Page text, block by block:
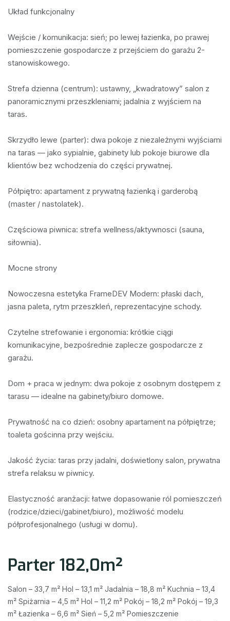
Układ funkcjonalny
Wejście / komunikacja: sień; po lewej łazienka, po prawej
pomieszczenie gospodarcze z przejściem do garażu 2-
stanowiskowego.
Strefa dzienna (centrum): ustawny, „kwadratowy” salon z
panoramicznymi przeszkleniami; jadalnia z wyjściem na
taras.
Skrzydło lewe (parter): dwa pokoje z niezależnymi wyjściami
na taras — jako sypialnie, gabinety lub pokoje biurowe dla
klientów bez wchodzenia do części prywatnej.
Półpiętro: apartament z prywatną łazienką i garderobą
(master / nastolatek).
Częściowa piwnica: strefa wellness/aktywnosci (sauna,
siłownia).
Mocne strony
Nowoczesna estetyka FrameDEV Modern: płaski dach,
jasna paleta, rytm przeszkleń, reprezentacyjne schody.
Czytelne strefowanie i ergonomia: krótkie ciągi
komunikacyjne, bezpośrednie zaplecze gospodarcze z
garażu.
Dom + praca w jednym: dwa pokoje z osobnym dostępem z
tarasu — idealne na gabinety/biuro domowe.
Prywatność na co dzień: osobny apartament na półpiętrze;
toaleta gościnna przy wejściu.
Jakość życia: taras przy jadalni, doświetlony salon, prywatna
strefa relaksu w piwnicy.
Elastyczność aranżacji: łatwe dopasowanie ról pomieszczeń
(rodzice/dzieci/gabinet/biuro), możliwość modelu
półprofesjonalnego (usługi w domu).
Parter 182,0m²
Salon – 33,7 m² Hol – 13,1 m² Jadalnia – 18,8 m² Kuchnia – 13,4
m² Spiżarnia – 4,5 m² Hol – 11,2 m² Pokój – 18,2 m² Pokój – 19,3
m² Łazienka – 6,6 m² Sień – 5,2 m² Pomieszczenie